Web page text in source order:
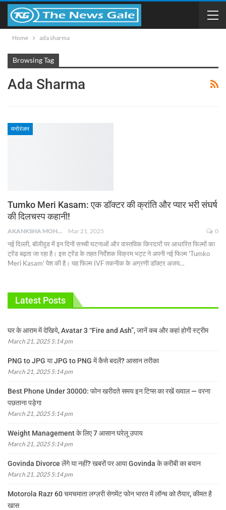
Home ada sharma
Browsing Tag
Ada Sharma
मनोरंजन
Tumko Meri Kasam: एक डॉक्टर की क्रांति और प्यार भरी संघर्ष
की दिलचस्प कहानी!
AKANKSHA MOHAN Mar 21, 2025 0
नई दिल्ली, बॉलीवुड में इन दिनों सच्ची घटनाओं और वास्तविक किरदारों पर आधारित फिल्मों का
ट्रेंड बढ़ता जा रहा है। इस ट्रेंड के तहत निर्देशक विक्रम भट्ट ने अपनी नई फिल्म 'Tumko
Meri Kasam' पेश की है। यह फिल्म IVF तकनीक के अग्रणी डॉक्टर अजय…
Latest Posts
घर के आराम में देखिये, Avatar 3 “Fire and Ash”, जानें कब और कहां होगी स्ट्रीम
March 21, 2025 5:14 pm
PNG to JPG या JPG to PNG में कैसे बदलें? आसान तरीका
March 21, 2025 5:14 pm
Best Phone Under 30000: फोन खरीदते समय इन टिप्स का रखें ख्याल — वरना
पछताना पड़ेगा
March 21, 2025 5:14 pm
Weight Management के लिए 7 आसान घरेलू उपाय
March 21, 2025 5:14 pm
Govinda Divorce लेंगे या नहीं? खबरों पर आया Govinda के करीबी का बयान
March 21, 2025 5:14 pm
Motorola Razr 60 चमचमाता लग्ज़री सेगमेंट फोन भारत में लॉन्च को तैयार, कीमत है
खास